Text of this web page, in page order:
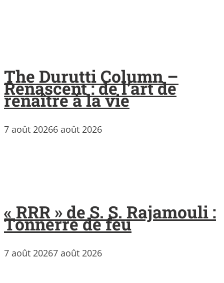
The Durutti Column –
Renascent : de l’art de
renaître à la vie
7 août 20266 août 2026
« RRR » de S. S. Rajamouli :
Tonnerre de feu
7 août 20267 août 2026